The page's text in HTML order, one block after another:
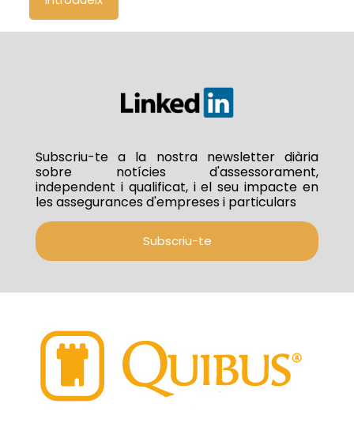
Subscriu-te a la nostra newsletter diària
sobre notícies d'assessorament,
independent i qualificat, i el seu impacte en
les assegurances d'empreses i particulars
Subscriu-te